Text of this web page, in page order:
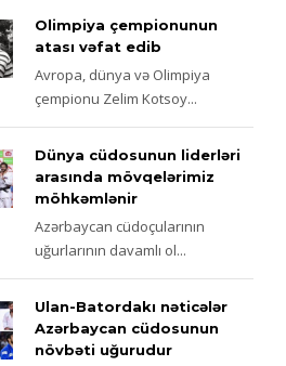
Olimpiya çempionunun
atası vəfat edib
Avropa, dünya və Olimpiya
çempionu Zelim Kotsoy...
Dünya cüdosunun liderləri
arasında mövqelərimiz
möhkəmlənir
Azərbaycan cüdoçularının
uğurlarının davamlı ol...
Ulan-Batordakı nəticələr
Azərbaycan cüdosunun
növbəti uğurudur